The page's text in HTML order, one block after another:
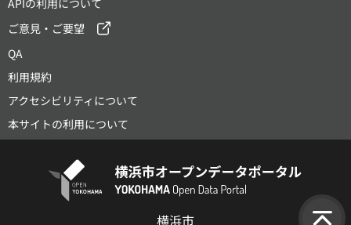
APIの利用について
ご意見・ご要望
QA
利用規約
アクセシビリティについて
本サイトの利用について
横浜市